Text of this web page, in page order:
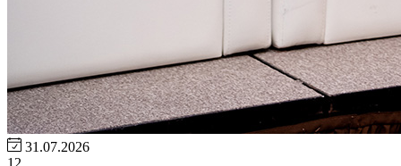
31.07.2026
12